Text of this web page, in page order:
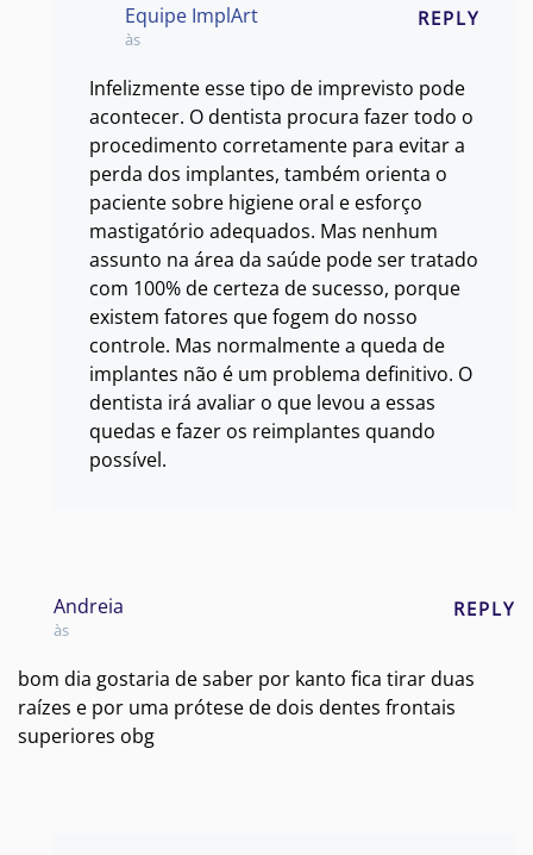
Equipe ImplArt
às
REPLY
Infelizmente esse tipo de imprevisto pode
acontecer. O dentista procura fazer todo o
procedimento corretamente para evitar a
perda dos implantes, também orienta o
paciente sobre higiene oral e esforço
mastigatório adequados. Mas nenhum
assunto na área da saúde pode ser tratado
com 100% de certeza de sucesso, porque
existem fatores que fogem do nosso
controle. Mas normalmente a queda de
implantes não é um problema definitivo. O
dentista irá avaliar o que levou a essas
quedas e fazer os reimplantes quando
possível.
Andreia
às
REPLY
bom dia gostaria de saber por kanto fica tirar duas
raízes e por uma prótese de dois dentes frontais
superiores obg